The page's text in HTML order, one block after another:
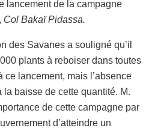
lancement de la campagne
Col Bakaï Pidassa.
des Savanes a souligné qu’il
plants à reboiser dans toutes
ce lancement, mais l’absence
baisse de cette quantité. M.
de cette campagne par
d’atteindre un